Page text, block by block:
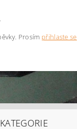
Prosím přihlaste se
KATEGORIE